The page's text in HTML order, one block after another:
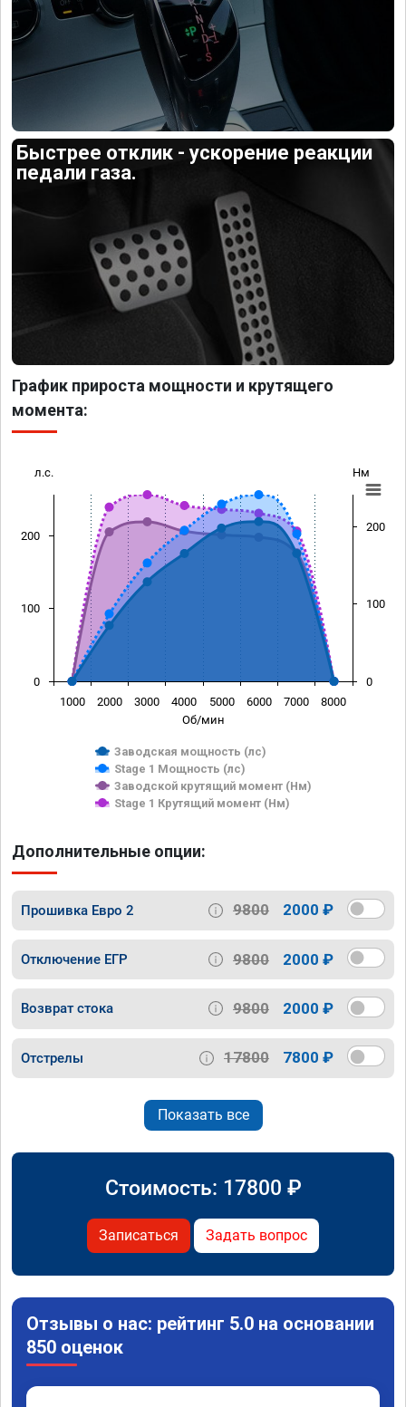
Быстрее отклик - ускорение реакции
педали газа.
График прироста мощности и крутящего
момента:
Об/мин
л.с. Нм
Заводская мощность (лс)
Stage 1 Мощность (лс)
Заводской крутящий момент (Нм)
Stage 1 Крутящий момент (Нм)
1000 2000 3000 4000 5000 6000 7000 8000
0
100
200
0
100
200
Дополнительные опции:
Прошивка Евро 2 9800 2000 ₽
Отключение ЕГР 9800 2000 ₽
Возврат стока 9800 2000 ₽
Отстрелы 17800 7800 ₽
Показать все
Стоимость: 17800 ₽
Записаться Задать вопрос
Отзывы о нас: рейтинг 5.0 на основании
850 оценок